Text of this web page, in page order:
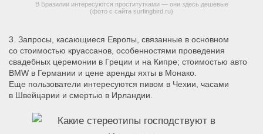
В Бразилии интересуются проститутками — они здесь дешевые
(фото с сайта surfingbird.ru)
3. Запросы, касающиеся Европы, связанные в основном
со стоимостью круассанов, особенностями проведения
свадебных церемонии в Греции и на Кипре; стоимостью авто
BMW в Германии и цене аренды яхты в Монако.
Еще пользователи интересуются пивом в Чехии, часами
в Швейцарии и смертью в Ирландии.